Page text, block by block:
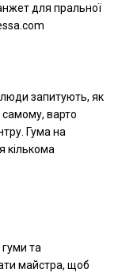
для пральної
запитують, як
варто
Гума на
кількома
та
майстра, щоб